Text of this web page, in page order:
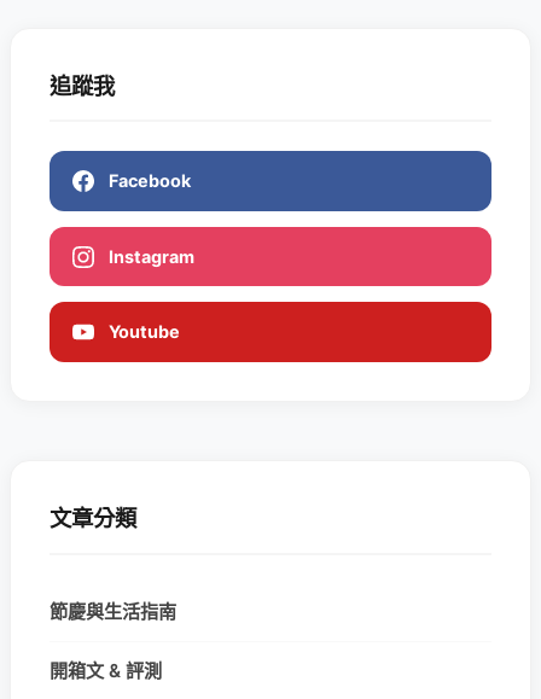
追蹤我
Facebook
Instagram
Youtube
文章分類
節慶與生活指南
開箱文 & 評測